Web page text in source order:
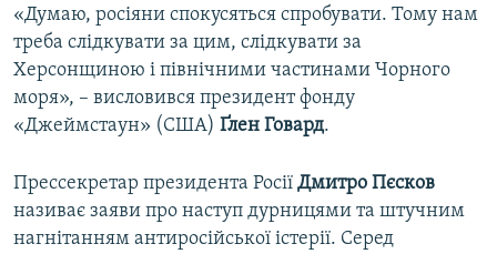
«Думаю, росіяни спокусяться спробувати. Тому нам
треба слідкувати за цим, слідкувати за
Херсонщиною і північними частинами Чорного
моря», – висловився президент фонду
«Джеймстаун» (США) Ґлен Говард.
Прессекретар президента Росії Дмитро Пєсков
називає заяви про наступ дурницями та штучним
нагнітанням антиросійської істерії. Серед